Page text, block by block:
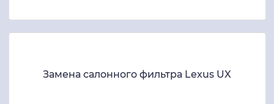
Замена салонного фильтра Lexus UX